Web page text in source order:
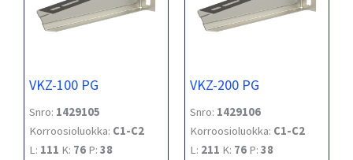
VKZ-100 PG
Snro: 1429105
Korroosioluokka: C1-C2
L: 111 K: 76 P: 38
VKZ-200 PG
Snro: 1429106
Korroosioluokka: C1-C2
L: 211 K: 76 P: 38